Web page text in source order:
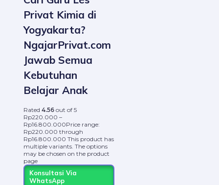
Privat Kimia di
Yogyakarta?
NgajarPrivat.com
Jawab Semua
Kebutuhan
Belajar Anak
Rated 4.56 out of 5
Rp220.000 –
Rp16.800.000Price range:
Rp220.000 through
Rp16.800.000 This product has
multiple variants. The options
may be chosen on the product
page
Konsultasi Via
WhatsApp